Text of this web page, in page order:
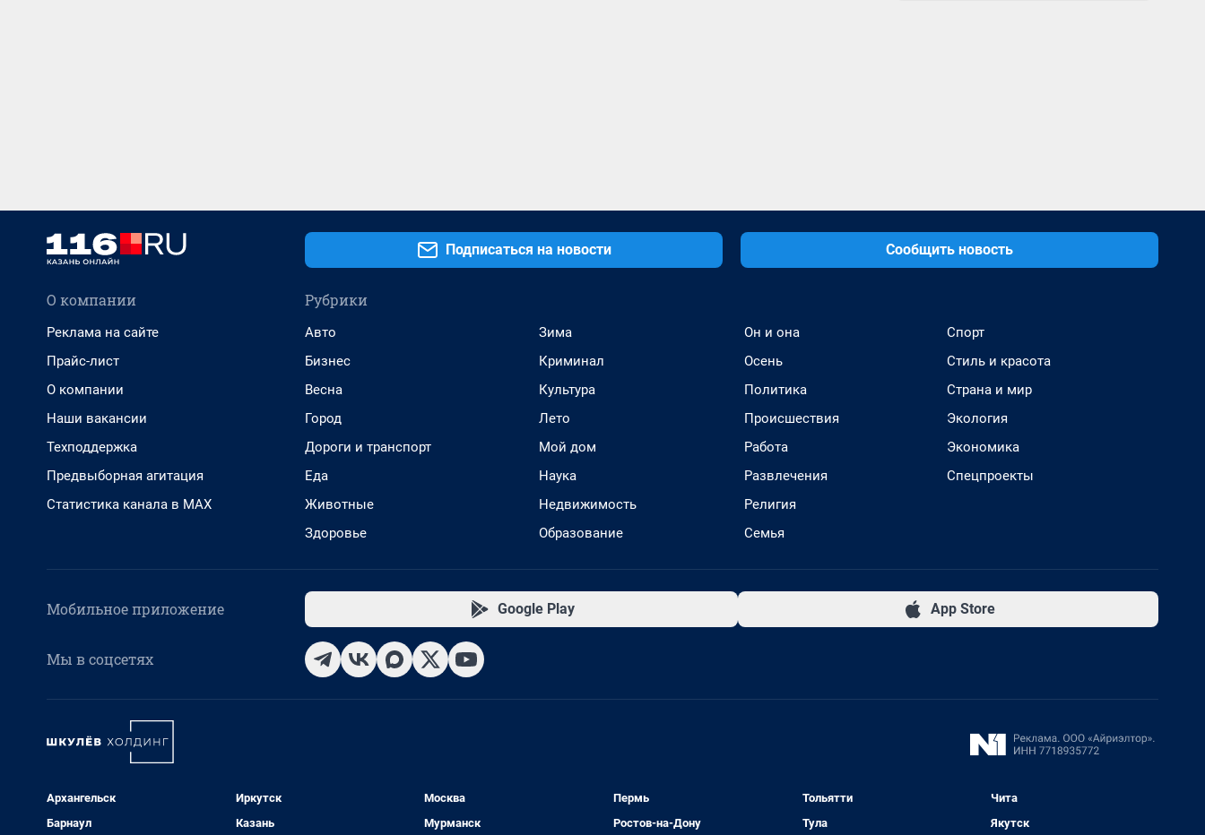
Подписаться на новости Сообщить новость
О компании
Реклама на сайте
Прайс-лист
О компании
Наши вакансии
Техподдержка
Предвыборная агитация
Статистика канала в MAX
Рубрики
Авто
Бизнес
Весна
Город
Дороги и транспорт
Еда
Животные
Здоровье
Зима
Криминал
Культура
Лето
Мой дом
Наука
Недвижимость
Образование
Он и она
Осень
Политика
Происшествия
Работа
Развлечения
Религия
Семья
Спорт
Стиль и красота
Страна и мир
Экология
Экономика
Спецпроекты
Мобильное приложение Google Play App Store
Мы в соцсетях
Архангельск
Барнаул
Иркутск
Казань
Москва
Мурманск
Пермь
Ростов-на-Дону
Тольятти
Тула
Чита
Якутск